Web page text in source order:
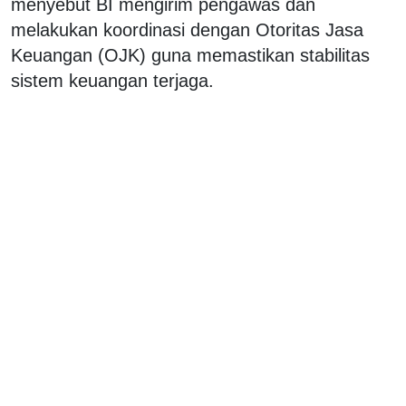
menyebut BI mengirim pengawas dan
melakukan koordinasi dengan Otoritas Jasa
Keuangan (OJK) guna memastikan stabilitas
sistem keuangan terjaga.